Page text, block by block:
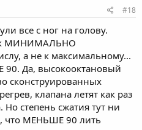
#18
все с ног на голову.
к МИНИМАЛЬНО
а не к максимальному...
90. Да, высокооктановый
сконструированных
клапана летят как раз
Но степень сжатия тут ни
что МЕНЬШЕ 90 лить